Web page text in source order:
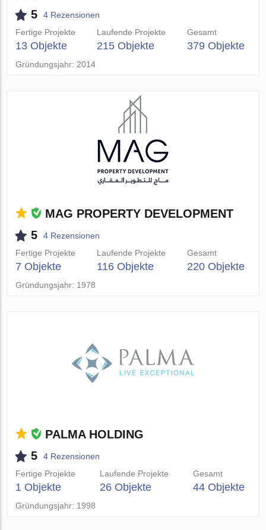
5
4 Rezensionen
Fertige Projekte
13 Objekte
Laufende Projekte
215 Objekte
Gesamt
379 Objekte
Gründungsjahr: 2014
MAG PROPERTY DEVELOPMENT
5
4 Rezensionen
Fertige Projekte
7 Objekte
Laufende Projekte
116 Objekte
Gesamt
220 Objekte
Gründungsjahr: 1978
PALMA HOLDING
5
4 Rezensionen
Fertige Projekte
1 Objekte
Laufende Projekte
26 Objekte
Gesamt
44 Objekte
Gründungsjahr: 1998